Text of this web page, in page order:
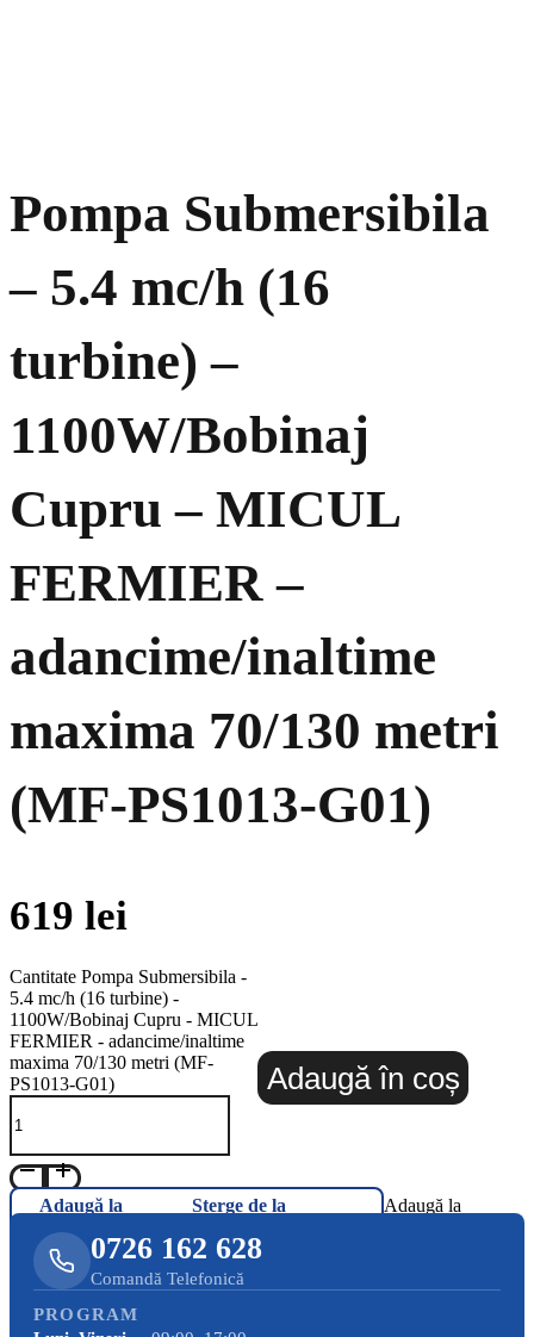
Pompa Submersibila
– 5.4 mc/h (16
turbine) –
1100W/Bobinaj
Cupru – MICUL
FERMIER –
adancime/inaltime
maxima 70/130 metri
(MF-PS1013-G01)
619 lei
Cantitate Pompa Submersibila -
5.4 mc/h (16 turbine) -
1100W/Bobinaj Cupru - MICUL
FERMIER - adancime/inaltime
maxima 70/130 metri (MF-
PS1013-G01)
Adaugă în coș
Adaugă la
Șterge de la
Adaugă la
0726 162 628
Comandă Telefonică
PROGRAM